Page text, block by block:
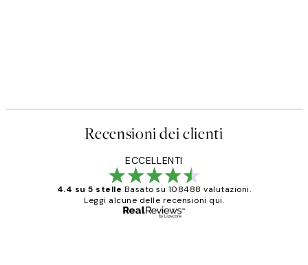
Recensioni dei clienti
ECCELLENTI
4.4 su 5 stelle Basato su 108488 valutazioni.
Leggi alcune delle recensioni qui.